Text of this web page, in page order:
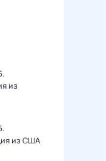
из
из США